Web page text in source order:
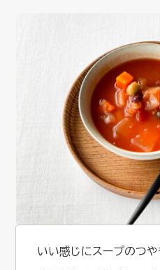
いい感じにスープのつや